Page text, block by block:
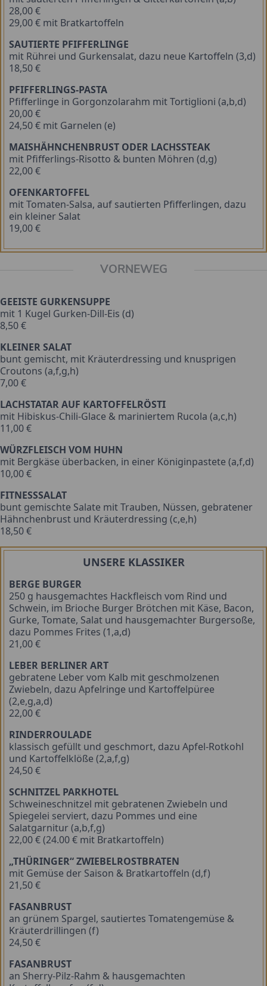
28,00 €
29,00 € mit Bratkartoffeln
SAUTIERTE PFIFFERLINGE
mit Rührei und Gurkensalat, dazu neue Kartoffeln (3,d)
18,50 €
PFIFFERLINGS-PASTA
Pfifferlinge in Gorgonzolarahm mit Tortiglioni (a,b,d)
20,00 €
24,50 € mit Garnelen (e)
MAISHÄHNCHENBRUST ODER LACHSSTEAK
mit Pfifferlings-Risotto & bunten Möhren (d,g)
22,00 €
OFENKARTOFFEL
mit Tomaten-Salsa, auf sautierten Pfifferlingen, dazu
ein kleiner Salat
19,00 €
VORNEWEG
GEEISTE GURKENSUPPE
mit 1 Kugel Gurken-Dill-Eis (d)
8,50 €
KLEINER SALAT
bunt gemischt, mit Kräuterdressing und knusprigen
Croutons (a,f,g,h)
7,00 €
LACHSTATAR AUF KARTOFFELRÖSTI
mit Hibiskus-Chili-Glace & mariniertem Rucola (a,c,h)
11,00 €
WÜRZFLEISCH VOM HUHN
mit Bergkäse überbacken, in einer Königinpastete (a,f,d)
10,00 €
FITNESSSALAT
bunt gemischte Salate mit Trauben, Nüssen, gebratener
Hähnchenbrust und Kräuterdressing (c,e,h)
18,50 €
UNSERE KLASSIKER
BERGE BURGER
250 g hausgemachtes Hackfleisch vom Rind und
Schwein, im Brioche Burger Brötchen mit Käse, Bacon,
Gurke, Tomate, Salat und hausgemachter Burgersoße,
dazu Pommes Frites (1,a,d)
21,00 €
LEBER BERLINER ART
gebratene Leber vom Kalb mit geschmolzenen
Zwiebeln, dazu Apfelringe und Kartoffelpüree
(2,e,g,a,d)
22,00 €
RINDERROULADE
klassisch gefüllt und geschmort, dazu Apfel-Rotkohl
und Kartoffelklöße (2,a,f,g)
24,50 €
SCHNITZEL PARKHOTEL
Schweineschnitzel mit gebratenen Zwiebeln und
Spiegelei serviert, dazu Pommes und eine
Salatgarnitur (a,b,f,g)
22,00 € (24.00 € mit Bratkartoffeln)
„THÜRINGER“ ZWIEBELROSTBRATEN
mit Gemüse der Saison & Bratkartoffeln (d,f)
21,50 €
FASANBRUST
an grünem Spargel, sautiertes Tomatengemüse &
Kräuterdrillingen (f)
24,50 €
FASANBRUST
an Sherry-Pilz-Rahm & hausgemachten